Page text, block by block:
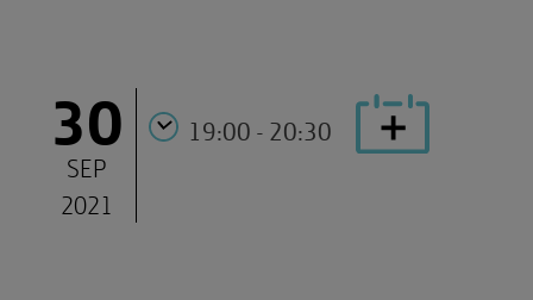
30
SEP
2021
19:00 - 20:30